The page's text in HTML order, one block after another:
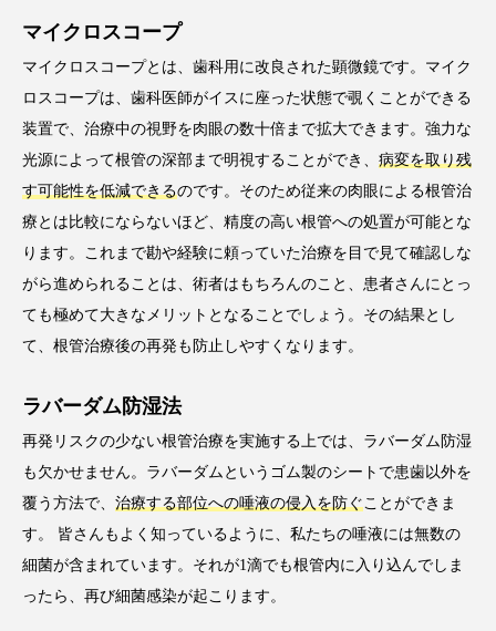
マイクロスコープ
マイクロスコープとは、歯科用に改良された顕微鏡です。マイク
ロスコープは、歯科医師がイスに座った状態で覗くことができる
装置で、治療中の視野を肉眼の数十倍まで拡大できます。強力な
光源によって根管の深部まで明視することができ、 病変を取り残
す可能性を低減できるのです。そのため従来の肉眼による根管治
療とは比較にならないほど、精度の高い根管への処置が可能とな
ります。これまで勘や経験に頼っていた治療を目で見て確認しな
がら進められることは、術者はもちろんのこと、患者さんにとっ
ても極めて大きなメリットとなることでしょう。その結果とし
て、根管治療後の再発も防止しやすくなります。
ラバーダム防湿法
再発リスクの少ない根管治療を実施する上では、ラバーダム防湿
も欠かせません。ラバーダムというゴム製のシートで患歯以外を
覆う方法で、 治療する部位への唾液の侵入を防ぐ ことができま
す。 皆さんもよく知っているように、私たちの唾液には無数の
細菌が含まれています。それが1滴でも根管内に入り込んでしま
ったら、再び細菌感染が起こります。